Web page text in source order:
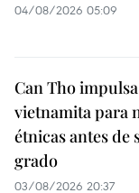
04/08/2026 05:09
Can Tho
vietnamita para
étnicas antes
grado
03/08/2026 20:37